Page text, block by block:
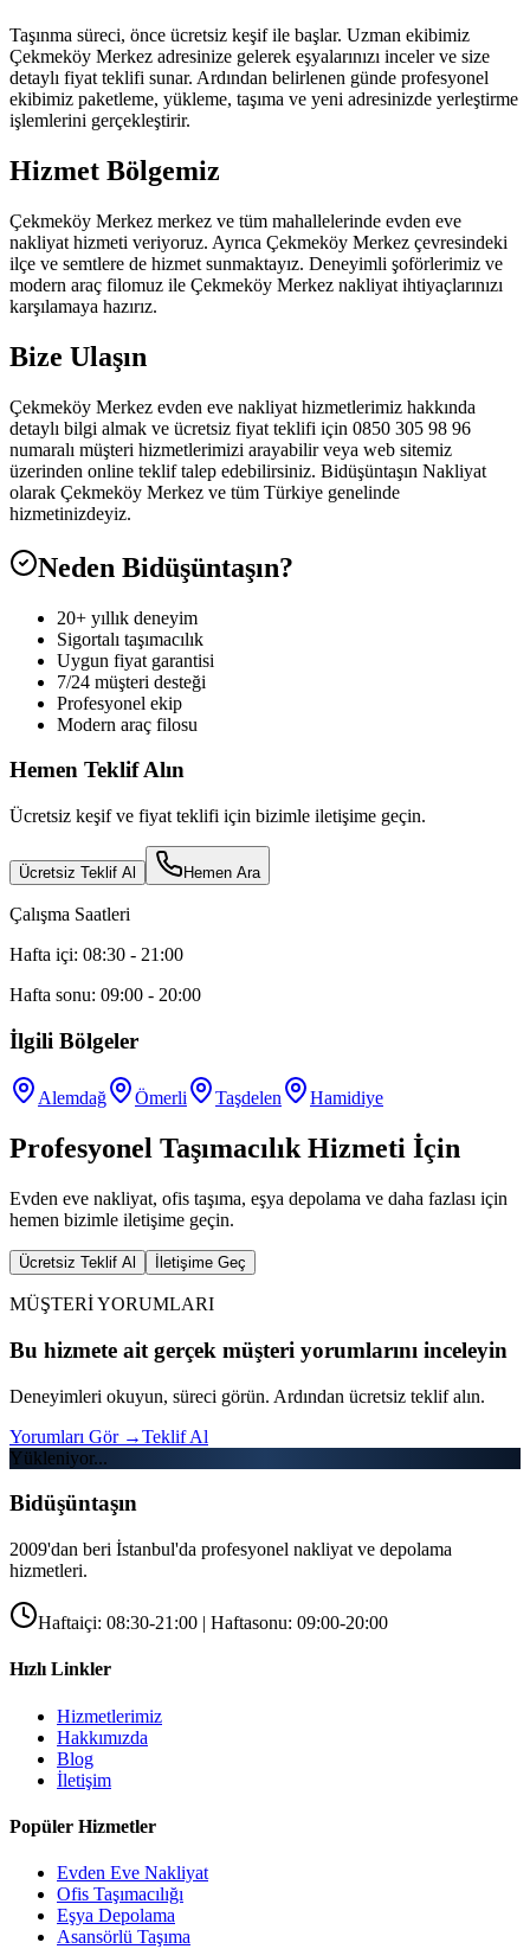
Taşınma süreci, önce ücretsiz keşif ile başlar. Uzman ekibimiz
Çekmeköy Merkez adresinize gelerek eşyalarınızı inceler ve size
detaylı fiyat teklifi sunar. Ardından belirlenen günde profesyonel
ekibimiz paketleme, yükleme, taşıma ve yeni adresinizde yerleştirme
işlemlerini gerçekleştirir.
Hizmet Bölgemiz
Çekmeköy Merkez merkez ve tüm mahallelerinde evden eve
nakliyat hizmeti veriyoruz. Ayrıca Çekmeköy Merkez çevresindeki
ilçe ve semtlere de hizmet sunmaktayız. Deneyimli şoförlerimiz ve
modern araç filomuz ile Çekmeköy Merkez nakliyat ihtiyaçlarınızı
karşılamaya hazırız.
Bize Ulaşın
Çekmeköy Merkez evden eve nakliyat hizmetlerimiz hakkında
detaylı bilgi almak ve ücretsiz fiyat teklifi için 0850 305 98 96
numaralı müşteri hizmetlerimizi arayabilir veya web sitemiz
üzerinden online teklif talep edebilirsiniz. Bidüşüntaşın Nakliyat
olarak Çekmeköy Merkez ve tüm Türkiye genelinde
hizmetinizdeyiz.
Neden Bidüşüntaşın?
20+ yıllık deneyim
Sigortalı taşımacılık
Uygun fiyat garantisi
7/24 müşteri desteği
Profesyonel ekip
Modern araç filosu
Hemen Teklif Alın
Ücretsiz keşif ve fiyat teklifi için bizimle iletişime geçin.
Ücretsiz Teklif Al Hemen Ara
Çalışma Saatleri
Hafta içi: 08:30 - 21:00
Hafta sonu: 09:00 - 20:00
İlgili Bölgeler
Alemdağ Ömerli Taşdelen Hamidiye
Profesyonel Taşımacılık Hizmeti İçin
Evden eve nakliyat, ofis taşıma, eşya depolama ve daha fazlası için
hemen bizimle iletişime geçin.
Ücretsiz Teklif Al İletişime Geç
MÜŞTERİ YORUMLARI
Bu hizmete ait gerçek müşteri yorumlarını inceleyin
Deneyimleri okuyun, süreci görün. Ardından ücretsiz teklif alın.
Yorumları Gör →Teklif Al
Yükleniyor...
Bidüşüntaşın
2009'dan beri İstanbul'da profesyonel nakliyat ve depolama
hizmetleri.
Haftaiçi: 08:30-21:00 | Haftasonu: 09:00-20:00
Hızlı Linkler
Hizmetlerimiz
Hakkımızda
Blog
İletişim
Popüler Hizmetler
Evden Eve Nakliyat
Ofis Taşımacılığı
Eşya Depolama
Asansörlü Taşıma